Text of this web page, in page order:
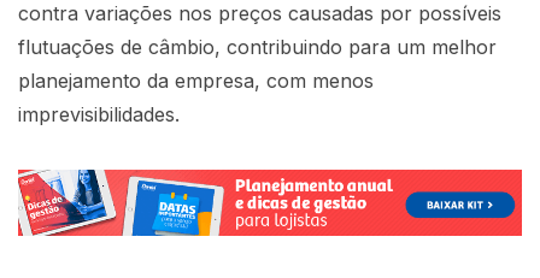
contra variações nos preços causadas por possíveis
flutuações de câmbio, contribuindo para um melhor
planejamento da empresa, com menos
imprevisibilidades.